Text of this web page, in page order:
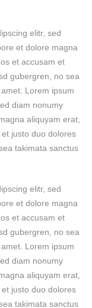
elitr, sed
et dolore magna
et accusam et
gubergren, no sea
Lorem ipsum
diam nonumy
aliquyam erat,
justo duo dolores
takimata sanctus
elitr, sed
et dolore magna
et accusam et
gubergren, no sea
Lorem ipsum
diam nonumy
aliquyam erat,
justo duo dolores
takimata sanctus